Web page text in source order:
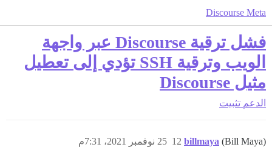
Discourse Meta
فشل ترقية Discourse عبر واجهة
الويب وترقية SSH تؤدي إلى تعطيل
مثيل Discourse
الدعم تثبيت
billmaya (Bill Maya) 25 نوفمبر 2021، 7:31م 12